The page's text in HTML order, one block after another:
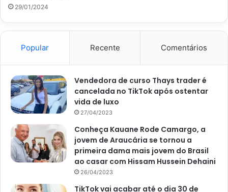
Neste concurso, a Caixa arrecadou mais de R$ 40
milhões. No entanto, apenas nas outras duas faixas de
acerto houve ganhadores. Agora, o próximo sorteio
acontece neste sábado (24), a partir das 20h, novamente
OPortal Atualizei
, o seu preferido da internet, também
acompanha os principais resultados das loterias da Caixa.
Quanto rende R$ 34 milhões
29/01/2024
Popular Recente Comentários
Vendedora de curso Thays trader é
cancelada no TikTok após ostentar
vida de luxo
27/04/2023
Conheça Kauane Rode Camargo, a
jovem de Araucária se tornou a
primeira dama mais jovem do Brasil
ao casar com Hissam Hussein Dehaini
26/04/2023
TikTok vai acabar até o dia 30 de